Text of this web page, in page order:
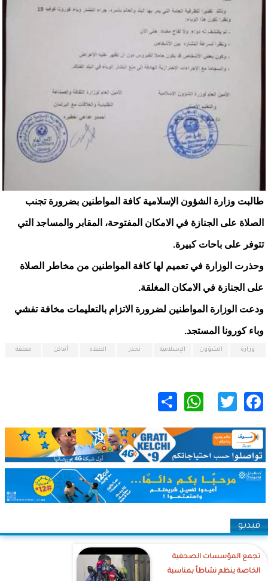
طالبت وزارة الشؤون الإسلامية كافة المواطنين بضرورة تجنب
الصلاة على الجنازة في الامكان المفتوحة، المقابر والمساجد التي
تتوفر على باحات كبيرة.
وحذرت الوزارة في تعميم لها كافة المواطنين من مخاطر الصلاة
على الجنازة في الامكان المغلقة.
ودعت الوزارة المواطنين لضرورة الاتزام بالتعليمات مخافة تفشي
وباء كورونا المستجد.
وزارة الشؤون الإسلامية تحذر الصلاة أماكن مغلقة
Facebook
Twitter
WhatsApp
فيديو
تجمع المؤسسات الصحفية
الخاصة ينظم نشاطاً بمناسبة